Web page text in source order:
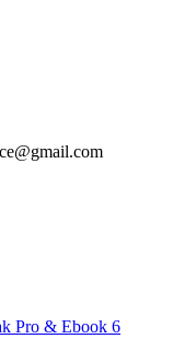
Pro & Ebook 6